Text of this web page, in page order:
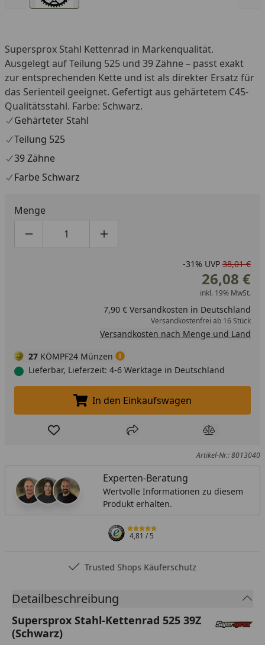
Supersprox Stahl Kettenrad in Markenqualität.
Ausgelegt auf Teilung 525 und 39 Zähne – passt exakt
zur entsprechenden Kette und ist als direkter Ersatz für
das Serienteil geeignet. Gefertigt aus gehärtetem C45-
Qualitätsstahl. Farbe: Schwarz.
Gehärteter Stahl
Teilung 525
39 Zähne
Farbe Schwarz
Menge
Produktmenge um eins verringern
Produktmenge manuell eingeben
Produktmenge um eins erhöhen
-31% UVP 38,01 €
26,08 €
inkl. 19% MwSt.
7,90 € Versandkosten in Deutschland
Versandkostenfrei ab 16 Stück
Versandkosten nach Menge und Land
27 KÖMPF24 Münzen
Lieferbar, Lieferzeit: 4-6 Werktage in Deutschland
In den Einkaufswagen legen
In den Einkaufswagen
Produkt zur Wunschliste hinzufügen
Teilen Produkt
Artikel-Nr.: 8013040
Experten-Beratung
Wertvolle Informationen zu diesem
Produkt erhalten.
4,81/ 5
Trusted Shops Käuferschutz
Detailbeschreibung
Supersprox Stahl-Kettenrad 525 39Z
(Schwarz)